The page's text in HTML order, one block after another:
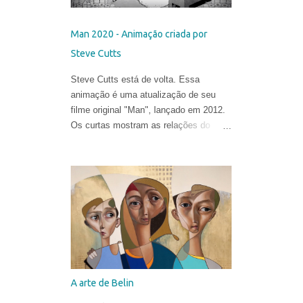
Man 2020 - Animação criada por
Steve Cutts
Steve Cutts está de volta. Essa
animação é uma atualização de seu
filme original "Man", lançado em 2012.
Os curtas mostram as relações do
"In the Hall of the Mountain King" de
Edvard Grieg .
A arte de Belin